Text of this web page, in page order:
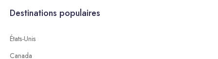
Destinations populaires
États-Unis
Canada